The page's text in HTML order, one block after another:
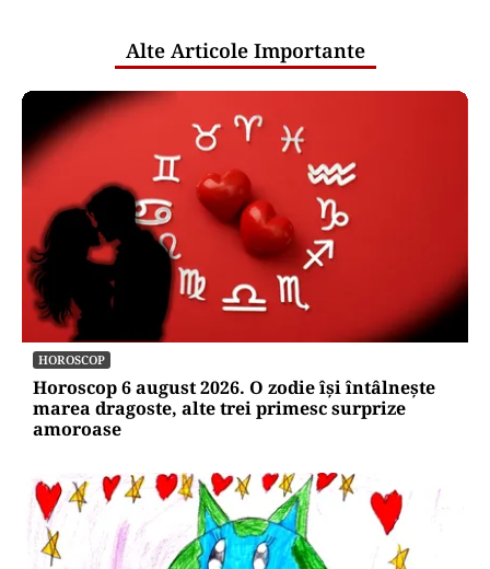
Alte Articole Importante
HOROSCOP
Horoscop 6 august 2026. O zodie își întâlnește
marea dragoste, alte trei primesc surprize
amoroase